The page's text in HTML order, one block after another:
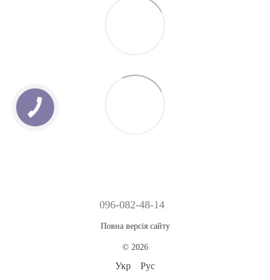
096-082-48-14
Повна версія сайту
© 2026
Укр Рус